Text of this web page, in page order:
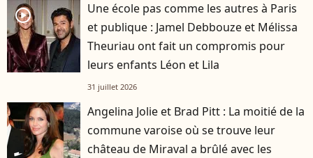
player2
Une école pas comme les autres à Paris
et publique : Jamel Debbouze et Mélissa
Theuriau ont fait un compromis pour
leurs enfants Léon et Lila
31 juillet 2026
Angelina Jolie et Brad Pitt : La moitié de la
commune varoise où se trouve leur
château de Miraval a brûlé avec les